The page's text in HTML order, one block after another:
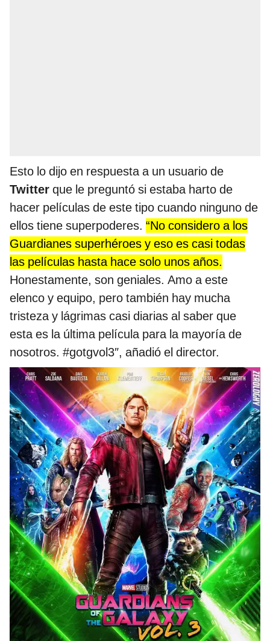
Esto lo dijo en respuesta a un usuario de
Twitter que le preguntó si estaba harto de
hacer películas de este tipo cuando ninguno de
ellos tiene superpoderes. “No considero a los
Guardianes superhéroes y eso es casi todas
las películas hasta hace solo unos años.
Honestamente, son geniales. Amo a este
elenco y equipo, pero también hay mucha
tristeza y lágrimas casi diarias al saber que
esta es la última película para la mayoría de
nosotros. #gotgvol3″, añadió el director.